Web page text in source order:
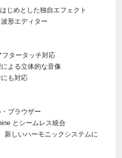
じめとした独自エフェクト
形エディター
フタータッチ対応
よる立体的な音像
も対応
ブラウザー
とシームレス統合
新しいハーモニックシステムに